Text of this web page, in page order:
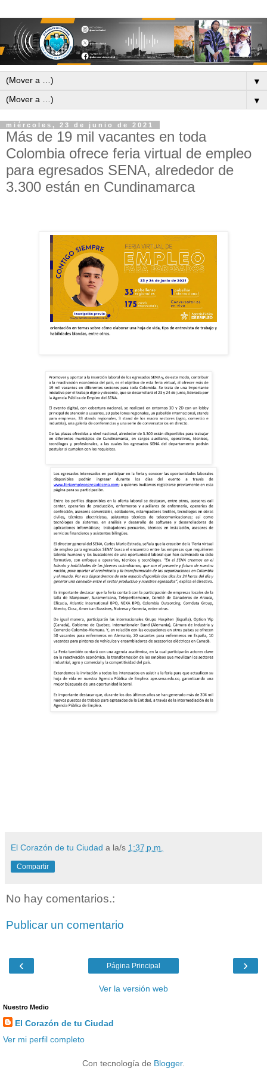
▼
▼
miércoles, 23 de junio de 2021
Más de 19 mil vacantes en toda
Colombia ofrece feria virtual de empleo
para egresados SENA, alrededor de
3.300 están en Cundinamarca
El Corazón de tu Ciudad a la/s 1:37 p.m.
Compartir
No hay comentarios.:
Publicar un comentario
‹ ›
Página Principal
Ver la versión web
Nuestro Medio
El Corazón de tu Ciudad
Ver mi perfil completo
Con tecnología de Blogger.